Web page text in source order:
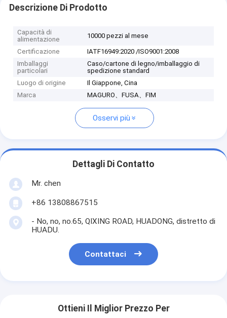
Descrizione Di Prodotto
Capacità di
alimentazione
10000 pezzi al mese
Certificazione
IATF16949:2020 /ISO9001:2008
Imballaggi
particolari
Caso/cartone di legno/imballaggio di
spedizione standard
Luogo di origine
Il Giappone, Cina
Marca
MAGURO、FUSA、FIM
Osservi più
Dettagli Di Contatto
Mr. chen
+86 13808867515
- No, no, no.65, QIXING ROAD, HUADONG, distretto di
HUADU.
Contattaci
Ottieni Il Miglior Prezzo Per